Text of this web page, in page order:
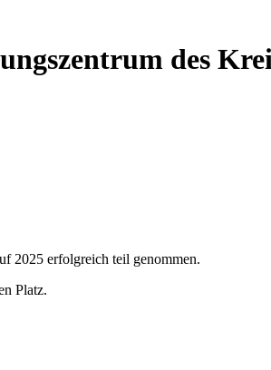
des
2025 erfolgreich teil genommen.
Platz.